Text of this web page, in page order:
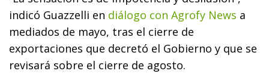
indicó Guazzelli en diálogo con Agrofy News a
mediados de mayo, tras el cierre de
exportaciones que decretó el Gobierno y que se
revisará sobre el cierre de agosto.